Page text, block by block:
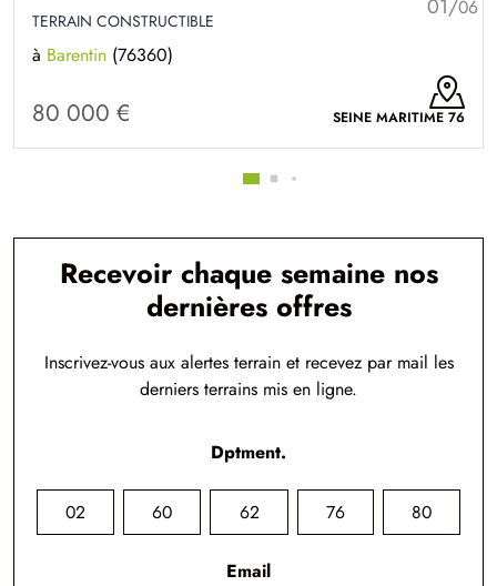
01/06
TERRAIN CONSTRUCTIBLE
à Barentin (76360)
80 000 € SEINE MARITIME 76
Recevoir chaque semaine nos
dernières offres
Inscrivez-vous aux alertes terrain et recevez par mail les
derniers terrains mis en ligne.
Dptment.
02 60 62 76 80
Email